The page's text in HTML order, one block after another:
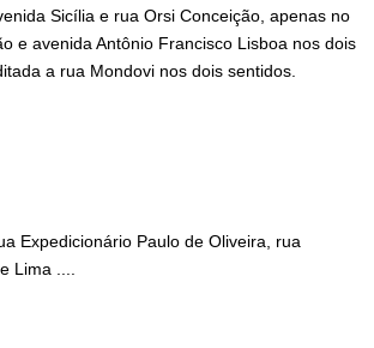
Sicília e rua Orsi Conceição, apenas no
e avenida Antônio Francisco Lisboa nos dois
a rua Mondovi nos dois sentidos.
Expedicionário Paulo de Oliveira, rua
Lima ....